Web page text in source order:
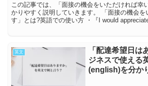
この記事では、「面接の機会をいただければ幸
かりやすく説明していきます。 「面接の機会をいただければ幸いで
す」とは?英語での使い方 ・『I
英文
「配達希望日は
ジネスで使える
(english)を分か